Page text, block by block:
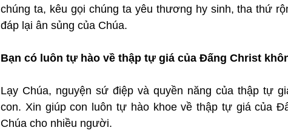
chúng ta, kêu gọi chúng ta yêu thương hy sinh, tha thứ
đáp lại ân sủng của Chúa.
Bạn có luôn tự hào về thập tự giá của Đấng Christ
Lạy Chúa, nguyện sứ điệp và quyền năng của thập tự
con. Xin giúp con luôn tự hào khoe về thập tự giá của
Chúa cho nhiều người.